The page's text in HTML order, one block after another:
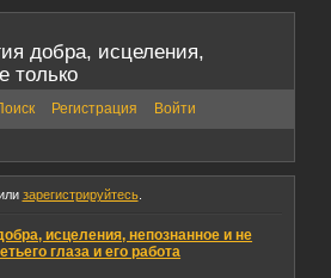
добра, исцеления,
только
Регистрация Войти
зарегистрируйтесь.
исцеления, непознанное и не
глаза и его работа